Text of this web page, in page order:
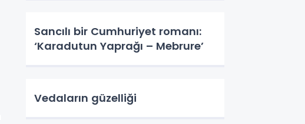
Sancılı bir Cumhuriyet romanı:
‘Karadutun Yaprağı – Mebrure’
Vedaların güzelliği